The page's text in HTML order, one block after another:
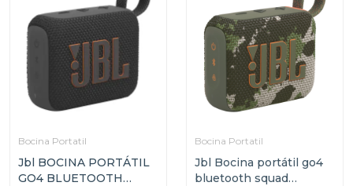
Bocina Portatil
Jbl BOCINA PORTÁTIL
GO4 BLUETOOTH
Bocina Portatil
Jbl Bocina portátil go4
bluetooth squad